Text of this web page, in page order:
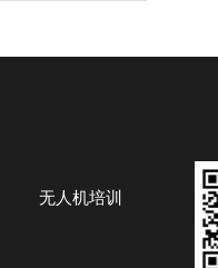
无人机培训